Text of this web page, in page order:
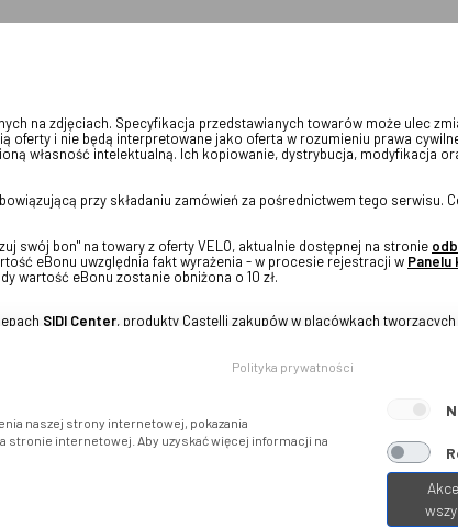
na zdjęciach. Specyfikacja przedstawianych towarów może ulec
oferty i nie będą interpretowane jako oferta w rozumieniu prawa
własność intelektualną. Ich kopiowanie, dystrybucja, modyfikacja
przy składaniu zamówień za pośrednictwem tego serwisu.
swój bon" na towary z oferty VELO, aktualnie dostępnej na stronie
eBonu uwzględnia fakt wyrażenia - w procesie rejestracji w Panelu
wartość eBonu zostanie obniżona o 10 zł.
SIDI Center, produkty Castelli zakupów w placówkach tworzących
Polityka prywatności
naszej strony internetowej, pokazania
stronie internetowej. Aby uzyskać więcej informacji na